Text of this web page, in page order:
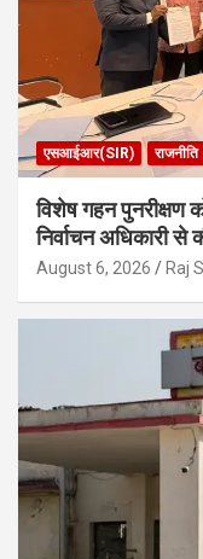
एसआईआर(SIR) राजनीति
विशेष गहन पुनरीक्षण
निर्वाचन अधिकारी से
August 6, 2026 Raj